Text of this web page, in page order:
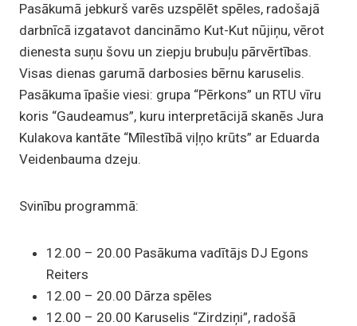
Pasākumā jebkurš varēs uzspēlēt spēles, radošajā
darbnīcā izgatavot dancināmo Kut-Kut nūjiņu, vērot
dienesta suņu šovu un ziepju brubuļu pārvērtības.
Visas dienas garumā darbosies bērnu karuselis.
Pasākuma īpašie viesi: grupa “Pērkons” un RTU vīru
koris “Gaudeamus”, kuru interpretācijā skanēs Jura
Kulakova kantāte “Mīlestībā viļņo krūts” ar Eduarda
Veidenbauma dzeju.
Svinību programmā:
12.00 – 20.00 Pasākuma vadītājs DJ Egons
Reiters
12.00 – 20.00 Dārza spēles
12.00 – 20.00 Karuselis “Zirdziņi”, radošā